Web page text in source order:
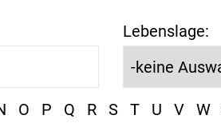
Lebenslage:
O P Q R S T U V W